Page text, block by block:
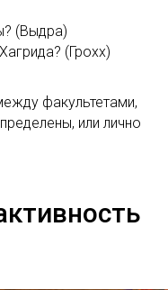
(Выдра)
(Грохх)
факультетами,
или лично